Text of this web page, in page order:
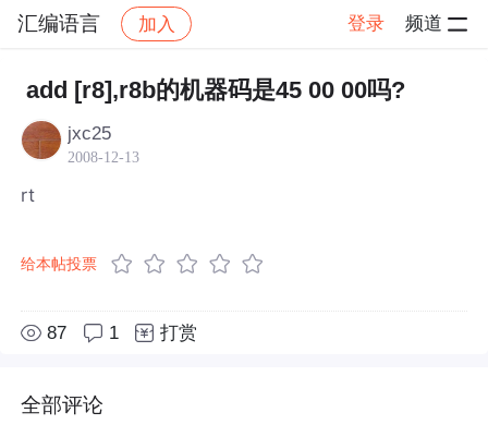
汇编语言 加入 登录 频道
社区 汇编语言 帖子详情
add [r8],r8b的机器码是45 00 00吗?
jxc25
2008-12-13
rt
给本帖投票
87 1 打赏
全部评论